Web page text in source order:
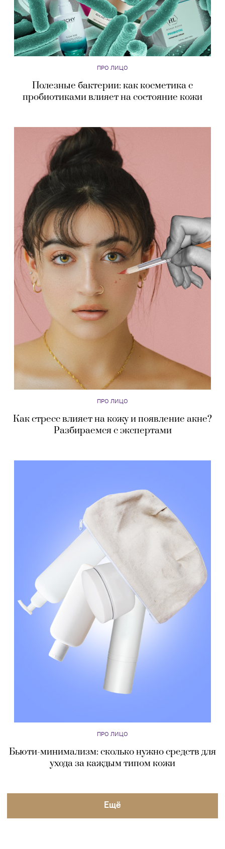
ПРО ЛИЦО
Полезные бактерии: как косметика с
пробиотиками влияет на состояние кожи
ПРО ЛИЦО
Как стресс влияет на кожу и появление акне?
Разбираемся с экспертами
ПРО ЛИЦО
Бьюти-минимализм: сколько нужно средств для
ухода за каждым типом кожи
Eщё